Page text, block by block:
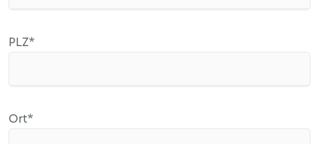
Pflichtfeld
PLZ*
Pflichtfeld
Ort*